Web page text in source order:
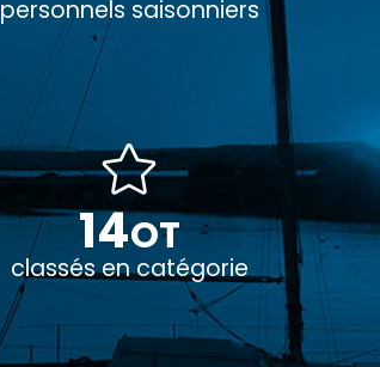
personnels saisonniers
14OT
classés en catégorie